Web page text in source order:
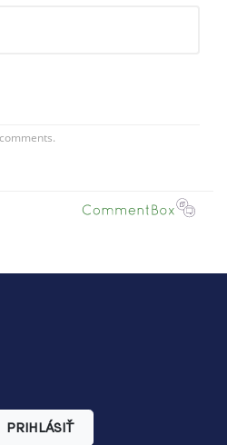
PRIHLÁSIŤ